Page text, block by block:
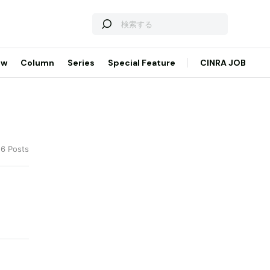
Column Series Special Feature CINRA JOB
Posts